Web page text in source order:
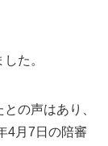
た。
の声はあり、
4月7日の陪審